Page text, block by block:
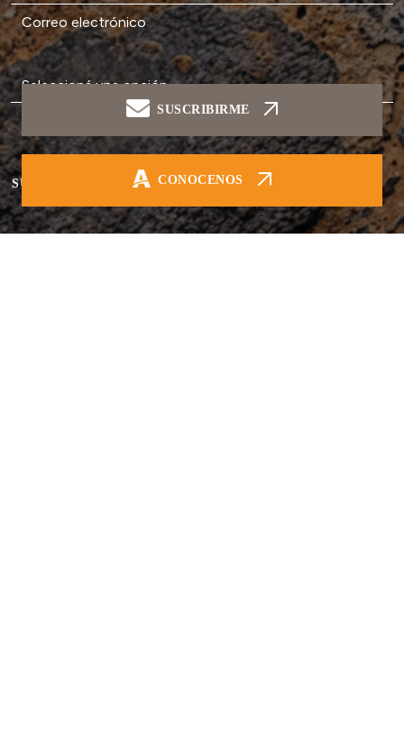
Correo electrónico
SUSCRIBIRME AL NEWS
SUSCRIBIRME
CONOCENOS